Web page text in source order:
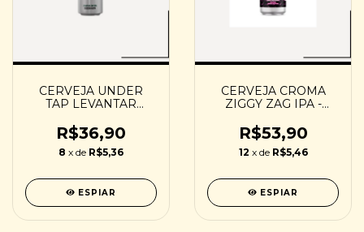
CERVEJA UNDER
TAP LEVANTAR
R$36,90
8 x de R$5,36
ESPIAR
CERVEJA CROMA
ZIGGY ZAG IPA -
R$53,90
12 x de R$5,46
ESPIAR